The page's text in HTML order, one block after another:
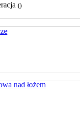
()
nad łożem